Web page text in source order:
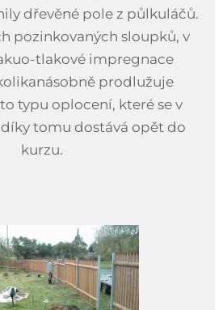
dřevěné pole z půlkuláčů.
pozinkovaných sloupků, v
tlakové impregnace
prodlužuje
typu oplocení, které se v
tomu dostává opět do
kurzu.